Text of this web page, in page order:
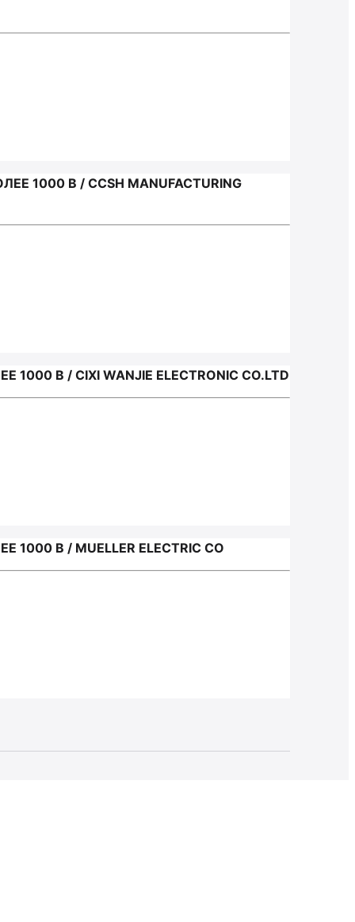
В / CCSH MANUFACTURING
В / CIXI WANJIE ELECTRONIC CO.LTD
В / MUELLER ELECTRIC CO